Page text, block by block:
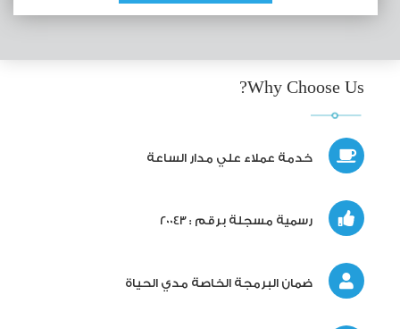
Why Choose Us?
خدمة عملاء علي مدار الساعة
رسمية مسجلة برقم : 20043
ضمان البرمجة الخاصة مدي الحياة